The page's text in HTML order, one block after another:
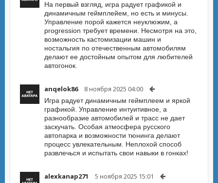
На первый взгляд, игра радует графикой и
динамичным геймплейем, но есть и минусы.
Управление порой кажется неуклюжим, а
progression требует времени. Несмотря на это,
возможность кастомизации машин и
ностальгия по отечественным автомобилям
делают ее достойным опытом для любителей
автогонок.
anqelok86 8 ноября 2025 04:00
Игра радует динамичным геймплеем и яркой
графикой. Управление интуитивное, а
разнообразие автомобилей и трасс не дает
заскучать. Особая атмосфера русского
автопарка и возможности тюнинга делают
процесс увлекательным. Неплохой способ
развлечься и испытать свои навыки в гонках!
alexkanap271 5 ноября 2025 15:01